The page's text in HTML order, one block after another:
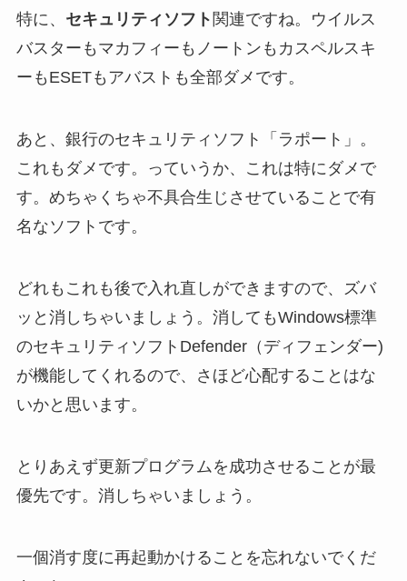
特に、 セキュリティソフト 関連ですね。ウイルス
バスターもマカフィーもノートンもカスペルスキ
ーもESETもアバストも全部ダメです。
あと、銀行のセキュリティソフト「ラポート」。
これもダメです。っていうか、これは特にダメで
す。めちゃくちゃ不具合生じさせていることで有
名なソフトです。
どれもこれも後で入れ直しができますので、ズバ
ッと消しちゃいましょう。消してもWindows標準
のセキュリティソフトDefender（ディフェンダー)
が機能してくれるので、さほど心配することはな
いかと思います。
とりあえず更新プログラムを成功させることが最
優先です。消しちゃいましょう。
一個消す度に再起動かけることを忘れないでくだ